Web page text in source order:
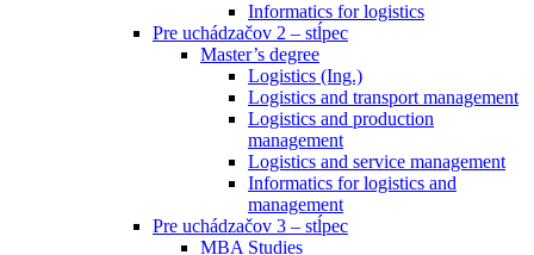
Informatics for logistics
Pre uchádzačov 2 – stĺpec
Master’s degree
Logistics (Ing.)
Logistics and transport management
Logistics and production
management
Logistics and service management
Informatics for logistics and
management
Pre uchádzačov 3 – stĺpec
MBA Studies